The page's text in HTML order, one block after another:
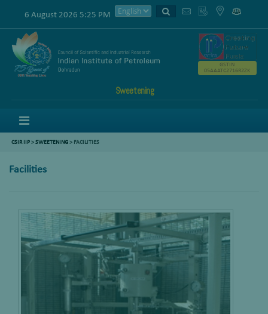
6 August 2026 5:25 PM
Sweetening
GSTIN
05AAATC2716R2ZK
CSIR IIP>SWEETENING> FACILITIES
Facilities